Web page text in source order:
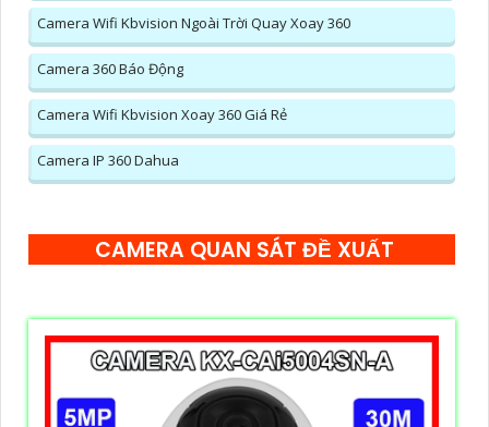
Camera Wifi Kbvision Ngoài Trời Quay Xoay 360
Camera 360 Báo Động
Camera Wifi Kbvision Xoay 360 Giá Rẻ
Camera IP 360 Dahua
CAMERA QUAN SÁT ĐỀ XUẤT